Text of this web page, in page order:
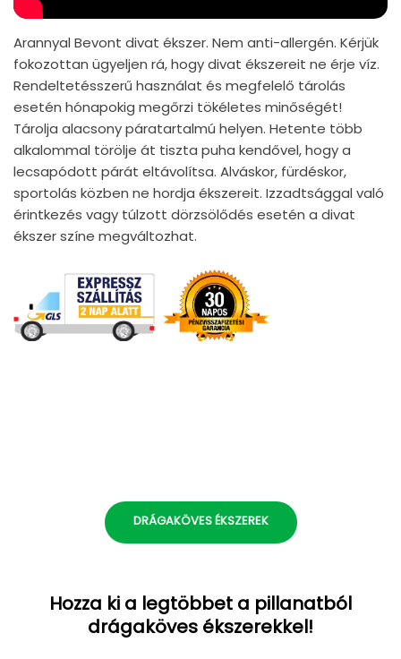
Arannyal Bevont divat ékszer. Nem anti-allergén. Kérjük
fokozottan ügyeljen rá, hogy divat ékszereit ne érje víz.
Rendeltetésszerű használat és megfelelő tárolás
esetén hónapokig megőrzi tökéletes minőségét!
Tárolja alacsony páratartalmú helyen. Hetente több
alkalommal törölje át tiszta puha kendővel, hogy a
lecsapódott párát eltávolítsa. Alváskor, fürdéskor,
sportolás közben ne hordja ékszereit. Izzadtsággal való
érintkezés vagy túlzott dörzsölődés esetén a divat
ékszer színe megváltozhat.
DRÁGAKÖVES ÉKSZEREK
Hozza ki a legtöbbet a pillanatból
drágaköves ékszerekkel!